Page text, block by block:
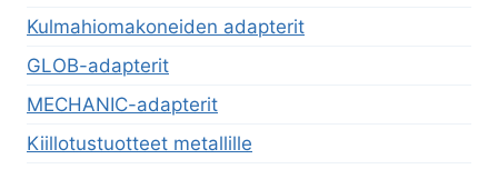
Kulmahiomakoneiden adapterit
GLOB-adapterit
MECHANIC-adapterit
Kiillotustuotteet metallille